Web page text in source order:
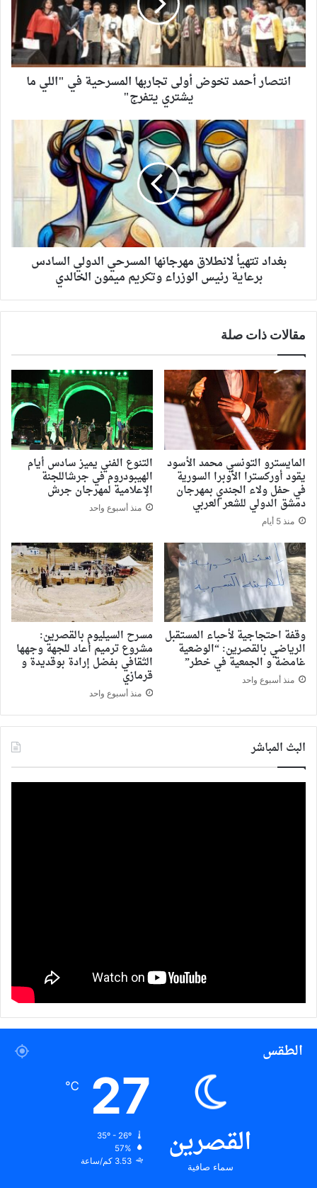
انتصار أحمد تخوض أولى تجاربها المسرحية في "اللي ما
يشتري يتفرج"
بغداد تتهيأ لانطلاق مهرجانها المسرحي الدولي السادس
برعاية رئيس الوزراء وتكريم ميمون الخالدي
مقالات ذات صلة
المايسترو التونسي محمد الأسود
يقود أوركسترا الأوبرا السورية
في حفل ولاء الجندي بمهرجان
دمشق الدولي للشعر العربي
منذ 5 أيام
التنوع الفني يميز سادس أيام
الهيبودروم في جرشاللجنة
الإعلامية لمهرجان جرش
منذ أسبوع واحد
وقفة احتجاجية لأحباء المستقبل
الرياضي بالقصرين: “الوضعية
غامضة و الجمعية في خطر”
منذ أسبوع واحد
مسرح السيليوم بالقصرين:
مشروع ترميم أعاد للجهة وجهها
الثقافي بفضل إرادة بوقديدة و
قرمازي
منذ أسبوع واحد
البث المباشر
الطقس
القصرين
سماء صافية
27
℃
57%
3.53 كم/ساعة